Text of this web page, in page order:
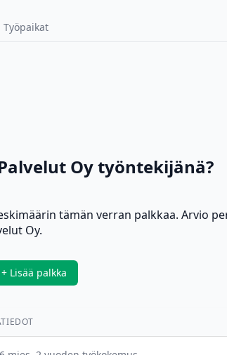
Työpaikat
Oy työntekijänä?
tämän verran palkkaa. Arvio
Oy.
+ Lisää palkka